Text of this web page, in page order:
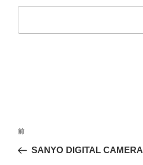
投
ナ
前
の
前
SANYO DIGITAL CAMERA